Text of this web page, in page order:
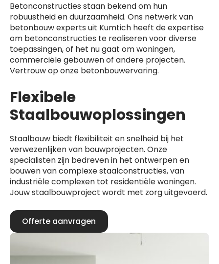
Betonconstructies staan bekend om hun
robuustheid en duurzaamheid. Ons netwerk van
betonbouw experts uit Kumtich heeft de expertise
om betonconstructies te realiseren voor diverse
toepassingen, of het nu gaat om woningen,
commerciële gebouwen of andere projecten.
Vertrouw op onze betonbouwervaring.
Flexibele
Staalbouwoplossingen
Staalbouw biedt flexibiliteit en snelheid bij het
verwezenlijken van bouwprojecten. Onze
specialisten zijn bedreven in het ontwerpen en
bouwen van complexe staalconstructies, van
industriële complexen tot residentiële woningen.
Jouw staalbouwproject wordt met zorg uitgevoerd.
Offerte aanvragen